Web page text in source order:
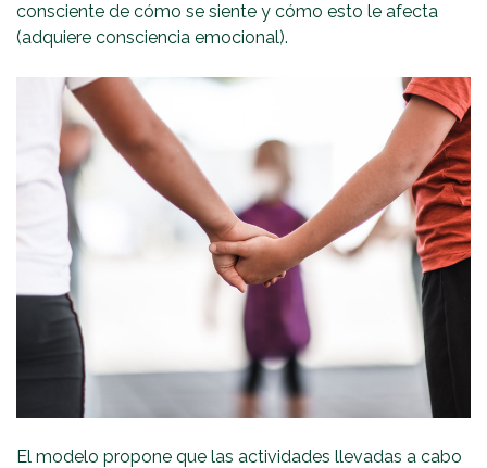
consciente de cómo se siente y cómo esto le afecta
(adquiere consciencia emocional).
El modelo propone que las actividades llevadas a cabo